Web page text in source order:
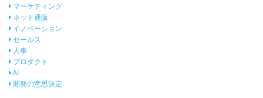
マーケティング
ネット通販
イノベーション
セールス
人事
プロダクト
AI
開発の意思決定